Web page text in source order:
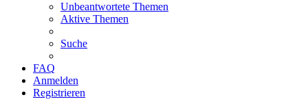
Unbeantwortete Themen
Aktive Themen
Suche
FAQ
Anmelden
Registrieren